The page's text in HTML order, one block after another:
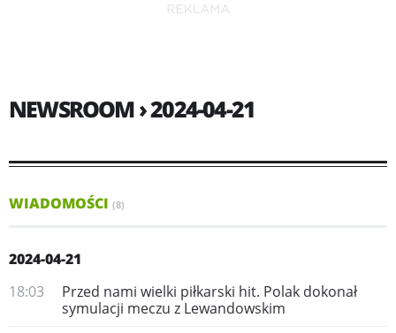
NEWSROOM › 2024-04-21
WIADOMOŚCI (8)
2024-04-21
18:03
Przed nami wielki piłkarski hit. Polak dokonał
symulacji meczu z Lewandowskim